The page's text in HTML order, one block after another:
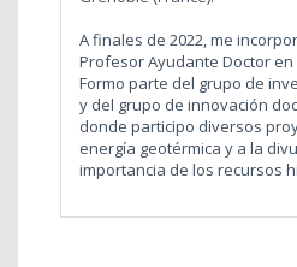
A finales de 2022, me
Profesor Ayudante Doctor
Formo parte del grupo de
y del grupo de innovación
donde participo diversos
energía geotérmica y a la
importancia de los recursos